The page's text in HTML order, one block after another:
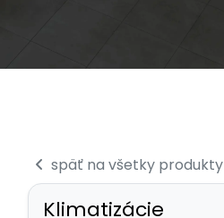
späť na všetky produkty
Klimatizácie